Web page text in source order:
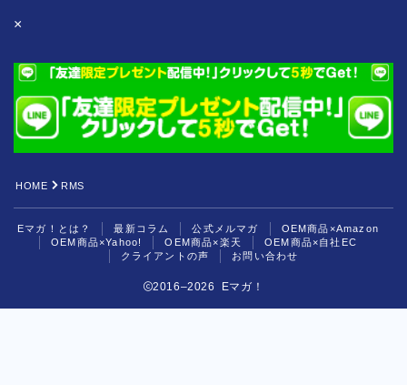
お問い合わせ
×
HOME RMS
Eマガ！とは？ 最新コラム 公式メルマガ
OEM商品×Amazon
OEM商品×Yahoo!
OEM商品×楽天
OEM商品×自社EC
クライアントの声
お問い合わせ
2016–2026 Eマガ！